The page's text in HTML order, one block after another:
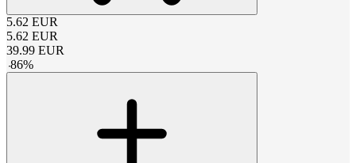
5.62 EUR
5.62 EUR
39.99 EUR
-86%